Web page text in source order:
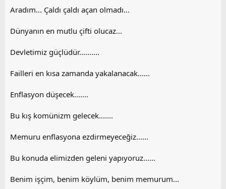
Aradım... Çaldı çaldı açan olmadı...
Dünyanın en mutlu çifti olucaz...
Devletimiz güçlüdür..........
Failleri en kısa zamanda yakalanacak......
Enflasyon düşecek.......
Bu kış komünizm gelecek.......
Memuru enflasyona ezdirmeyeceğiz......
Bu konuda elimizden geleni yapıyoruz......
Benim işçim, benim köylüm, benim memurum...